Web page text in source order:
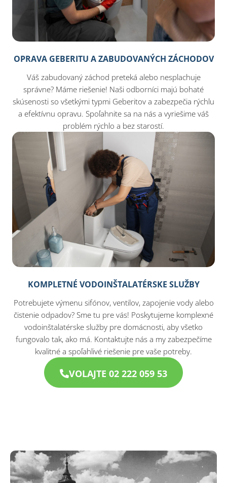
OPRAVA GEBERITU A ZABUDOVANÝCH ZÁCHODOV
Váš zabudovaný záchod preteká alebo nesplachuje
správne? Máme riešenie! Naši odborníci majú bohaté
skúsenosti so všetkými typmi Geberitov a zabezpečia rýchlu
a efektívnu opravu. Spoľahnite sa na nás a vyriešime váš
problém rýchlo a bez starostí.
KOMPLETNÉ VODOINŠTALATÉRSKE SLUŽBY
Potrebujete výmenu sifónov, ventilov, zapojenie vody alebo
čistenie odpadov? Sme tu pre vás! Poskytujeme komplexné
vodoinštalatérske služby pre domácnosti, aby všetko
fungovalo tak, ako má. Kontaktujte nás a my zabezpečíme
kvalitné a spoľahlivé riešenie pre vaše potreby.
VOLAJTE 02 222 059 53